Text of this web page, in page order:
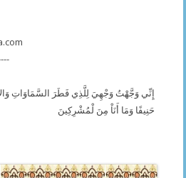
إِنِّي وَجَّهْتُ وَجْهِيَ لِلَّذِي فَطَرَ السَّمَاوَاتِ
حَنِيفًا وَمَا أَنَاْ مِنَ لْمُشْرِكِينَ